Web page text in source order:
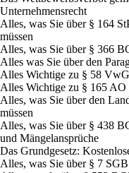
Unternehmensrecht
Alles, was Sie über § 164
müssen
Alles, was Sie über § 366
Alles was Sie über den
Alles Wichtige zu § 58
Alles Wichtige zu § 165 AO
Alles, was Sie über den
müssen
Alles, was Sie über § 438
und Mängelansprüche
Das Grundgesetz:
Alles, was Sie über § 7